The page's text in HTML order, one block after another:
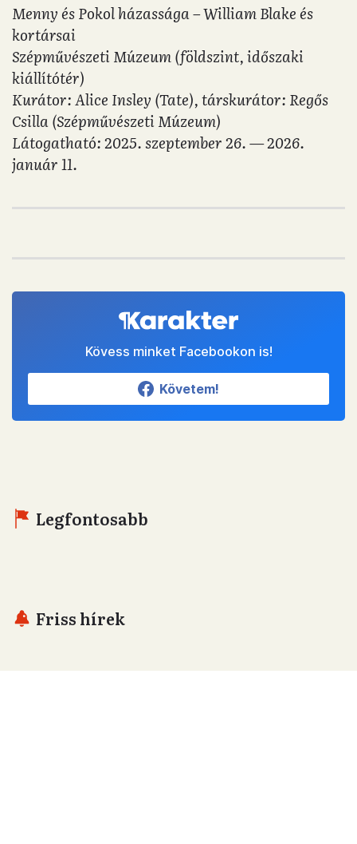
Menny és Pokol házassága – William Blake és
kortársai
Szépművészeti Múzeum (földszint, időszaki
kiállítótér)
Kurátor: Alice Insley (Tate), társkurátor: Regős
Csilla (Szépművészeti Múzeum)
Látogatható: 2025. szeptember 26. — 2026.
január 11.
Kövess minket Facebookon is!
Követem!
Legfontosabb
Friss hírek